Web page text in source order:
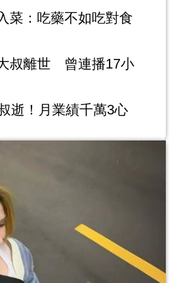
菜：吃藥不如吃對食
叔離世 曾連播17小
逝！月業績千萬3心